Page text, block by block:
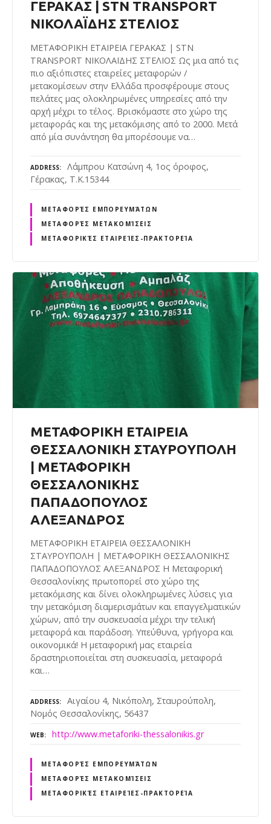
ΓΕΡΑΚΑΣ | STN TRANSPORT
ΝΙΚΟΛΑΪΔΗΣ ΣΤΕΛΙΟΣ
ΜΕΤΑΦΟΡΙΚΗ ΕΤΑΙΡΕΙΑ ΓΕΡΑΚΑΣ | STN
TRANSPORT ΝΙΚΟΛΑΪΔΗΣ ΣΤΕΛΙΟΣ Ως μια από τις
πιο αξιόπιστες εταιρείες μεταφορών /
μετακομίσεων στην Ελλάδα προσφέρουμε στους
πελάτες μας ολοκληρωμένες υπηρεσίες από την
αρχή μέχρι το τέλος. Βρισκόμαστε στο χώρο της
μεταφοράς και της μετακόμισης από το 2000. Μετά
από μία συνάντηση θα μπορέσουμε να…
ADDRESS
Λάμπρου Κατσώνη 4, 1ος όροφος,
Γέρακας, Τ.Κ.15344
ΜΕΤΑΦΟΡΈΣ ΕΜΠΟΡΕΥΜΆΤΩΝ
ΜΕΤΑΦΟΡΈΣ ΜΕΤΑΚΟΜΊΣΕΙΣ
ΜΕΤΑΦΟΡΙΚΈΣ ΕΤΑΙΡΕΊΕΣ-ΠΡΑΚΤΟΡΕΊΑ
ΜΕΤΑΦΟΡΙΚΗ ΕΤΑΙΡΕΙΑ
ΘΕΣΣΑΛΟΝΙΚΗ ΣΤΑΥΡΟΥΠΟΛΗ
| ΜΕΤΑΦΟΡΙΚΗ
ΘΕΣΣΑΛΟΝΙΚΗΣ
ΠΑΠΑΔΟΠΟΥΛΟΣ
ΑΛΕΞΑΝΔΡΟΣ
ΜΕΤΑΦΟΡΙΚΗ ΕΤΑΙΡΕΙΑ ΘΕΣΣΑΛΟΝΙΚΗ
ΣΤΑΥΡΟΥΠΟΛΗ | ΜΕΤΑΦΟΡΙΚΗ ΘΕΣΣΑΛΟΝΙΚΗΣ
ΠΑΠΑΔΟΠΟΥΛΟΣ ΑΛΕΞΑΝΔΡΟΣ Η Μεταφορική
Θεσσαλονίκης πρωτοπορεί στο χώρο της
μετακόμισης και δίνει ολοκληρωμένες λύσεις για
την μετακόμιση διαμερισμάτων και επαγγελματικών
χώρων, από την συσκευασία μέχρι την τελική
μεταφορά και παράδοση. Υπεύθυνα, γρήγορα και
οικονομικά! Η μεταφορική μας εταιρεία
δραστηριοποιείται στη συσκευασία, μεταφορά
και…
ADDRESS
Αιγαίου 4, Νικόπολη, Σταυρούπολη,
Νομός Θεσσαλονίκης, 56437
WEB http://www.metaforiki-thessalonikis.gr
ΜΕΤΑΦΟΡΈΣ ΕΜΠΟΡΕΥΜΆΤΩΝ
ΜΕΤΑΦΟΡΈΣ ΜΕΤΑΚΟΜΊΣΕΙΣ
ΜΕΤΑΦΟΡΙΚΈΣ ΕΤΑΙΡΕΊΕΣ-ΠΡΑΚΤΟΡΕΊΑ